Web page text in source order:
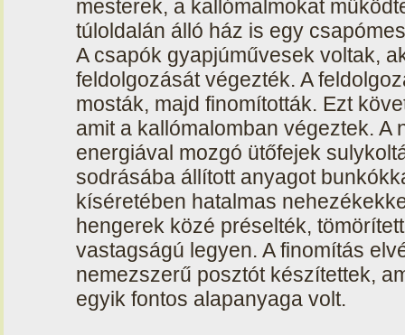
mesterek, a kallómalmokat
túloldalán álló ház is egy
A csapók gyapjúművesek voltak,
feldolgozását végezték. A
mosták, majd finomították. Ezt
amit a kallómalomban végeztek.
energiával mozgó ütőfejek
sodrásába állított anyagot
kíséretében hatalmas
hengerek közé préselték,
vastagságú legyen. A finomítás
nemezszerű posztót készítettek,
egyik fontos alapanyaga volt.